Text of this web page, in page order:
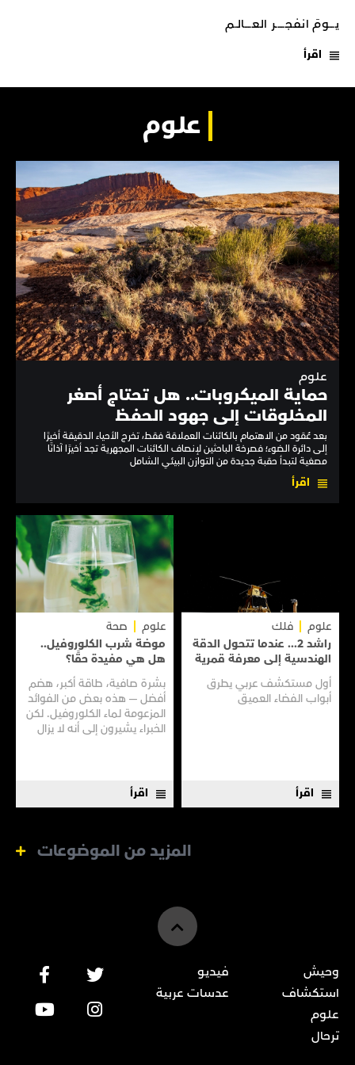
يـــومَ انفجـــــر العــــالـم
اقرأ
علوم
علوم
حماية الميكروبات.. هل تحتاج أصغر
المخلوقات إلى جهود الحفظ
بعد عُقود من الاهتمام بالكائنات العملاقة فقط، تخرج الأحياء الدقيقة أخيرًا
إلى دائرة الضوء؛ فصرخة الباحثين لإنصاف الكائنات المجهرية تجد أخيرًا آذانًا
مصغية لتبدأ حقبة جديدة من التوازن البيئي الشامل
اقرأ
علوم
فلك
راشد 2... عندما تتحول الدقة
الهندسية إلى معرفة قمرية
أول مستكشف عربي يطرق
أبواب الفضاء العميق
اقرأ
علوم
صحة
موضة شرب الكلوروفيل..
هل هي مفيدة حقًا؟
بشرة صافية، طاقة أكبر، هضم
أفضل — هذه بعض من الفوائد
المزعومة لماء الكلوروفيل. لكن
الخبراء يشيرون إلى أنه لا يزال
اقرأ
المزيد من الموضوعات
وحيش
استكشاف
علوم
ترحال
فيديو
عدسات عربية